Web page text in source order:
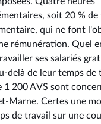
soit 20 % de
qui ne font
rémunération. Quel
ses salariés
delà de leur temps de
1 200 AVS sont
Marne. Certes une
de travail sur une